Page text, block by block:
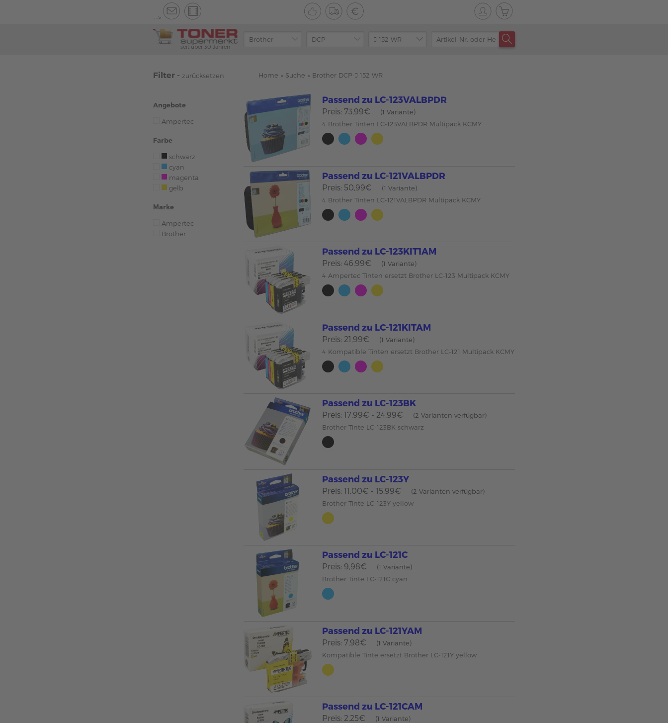
-->
seit über 30 Jahren
Filter - zurücksetzen
Angebote
Ampertec
Farbe
schwarz
cyan
magenta
gelb
Marke
Ampertec
Brother
Home » Suche » Brother DCP-J 152 WR
Passend zu LC-123VALBPDR
Preis: 73,99€
(1 Variante)
4 Brother Tinten LC-123VALBPDR Multipack KCMY
Passend zu LC-121VALBPDR
Preis: 50,99€
(1 Variante)
4 Brother Tinten LC-121VALBPDR Multipack KCMY
Passend zu LC-123KIT1AM
Preis: 46,99€
(1 Variante)
4 Ampertec Tinten ersetzt Brother LC-123 Multipack KCMY
Passend zu LC-121KITAM
Preis: 21,99€
(1 Variante)
4 Kompatible Tinten ersetzt Brother LC-121 Multipack KCMY
Passend zu LC-123BK
Preis: 17,99€ - 24,99€
(2 Varianten verfügbar)
Brother Tinte LC-123BK schwarz
Passend zu LC-123Y
Preis: 11,00€ - 15,99€
(2 Varianten verfügbar)
Brother Tinte LC-123Y yellow
Passend zu LC-121C
Preis: 9,98€
(1 Variante)
Brother Tinte LC-121C cyan
Passend zu LC-121YAM
Preis: 7,98€
(1 Variante)
Kompatible Tinte ersetzt Brother LC-121Y yellow
Passend zu LC-121CAM
Preis: 2,25€
(1 Variante)